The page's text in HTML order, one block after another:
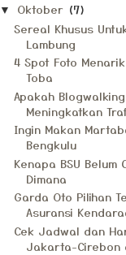
▼ Oktober (7)
Sereal Khusus
Lambung
4 Spot Foto
Toba
Apakah
Meningkatkan
Ingin Makan
Bengkulu
Kenapa BSU Belum
Dimana
Garda Oto Pilihan
Asuransi
Cek Jadwal dan
Jakarta-Cirebon